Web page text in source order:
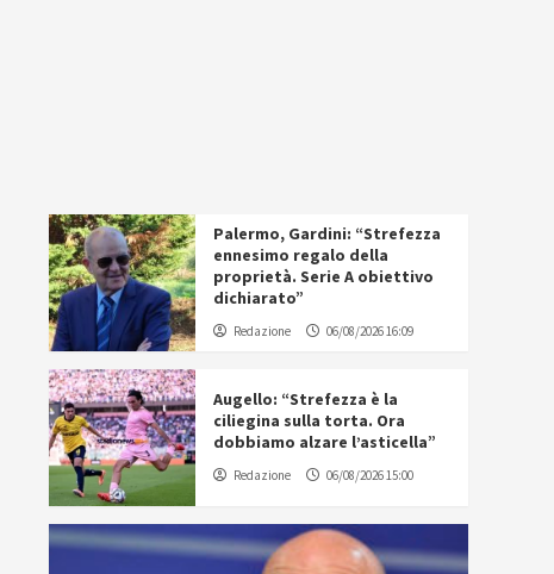
Palermo, Gardini: “Strefezza
ennesimo regalo della
proprietà. Serie A obiettivo
dichiarato”
Redazione 06/08/2026 16:09
Augello: “Strefezza è la
ciliegina sulla torta. Ora
dobbiamo alzare l’asticella”
Redazione 06/08/2026 15:00